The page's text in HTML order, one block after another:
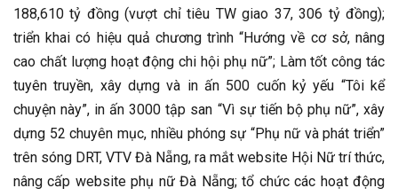
188,610 tỷ đồng (vượt chỉ tiêu TW giao 37, 306 tỷ đồng);
triển khai có hiệu quả chương trình “Hướng về cơ sở, nâng
cao chất lượng hoạt động chi hội phụ nữ”; Làm tốt công tác
tuyên truyền, xây dựng và in ấn 500 cuốn kỷ yếu “Tôi kể
chuyện này”, in ấn 3000 tập san “Vì sự tiến bộ phụ nữ”, xây
dựng 52 chuyên mục, nhiều phóng sự “Phụ nữ và phát triển”
trên sóng DRT, VTV Đà Nẵng, ra mắt website Hội Nữ trí thức,
nâng cấp website phụ nữ Đà Nẵng; tổ chức các hoạt động